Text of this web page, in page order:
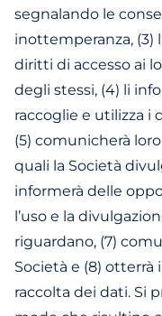
segnalando le
inottemperanza, (3)
diritti di accesso ai
degli stessi, (4) li
raccoglie e utilizza i
(5) comunicherà
quali la Società
informerà delle
l’uso e la
riguardano, (7)
Società e (8) otterrà
raccolta dei dati. Si